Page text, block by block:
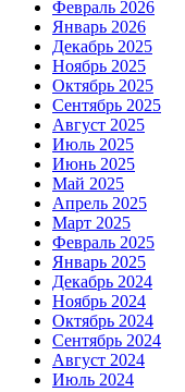
Февраль 2026
Январь 2026
Декабрь 2025
Ноябрь 2025
Октябрь 2025
Сентябрь 2025
Август 2025
Июль 2025
Июнь 2025
Май 2025
Апрель 2025
Март 2025
Февраль 2025
Январь 2025
Декабрь 2024
Ноябрь 2024
Октябрь 2024
Сентябрь 2024
Август 2024
Июль 2024